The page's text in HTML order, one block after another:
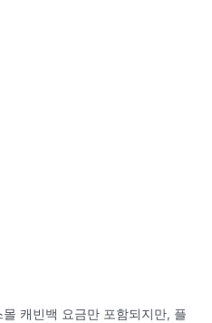
캐빈백 요금만 포함되지만, 플